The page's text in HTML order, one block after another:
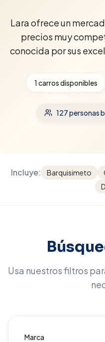
Lara ofrece un
precios muy
conocida por sus
1 carros disponibles
127personas
Incluye: Barquisimeto
Usa nuestros filtros
Marca